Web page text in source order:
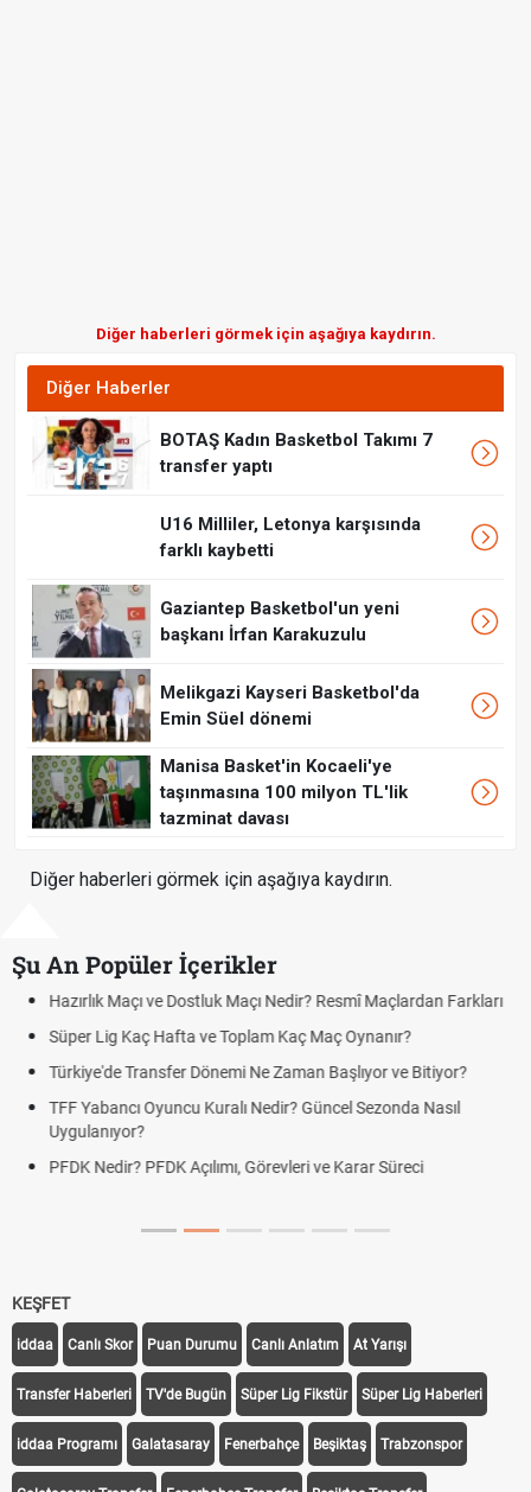
Diğer haberleri görmek için aşağıya kaydırın.
Diğer Haberler
BOTAŞ Kadın Basketbol Takımı 7
transfer yaptı
U16 Milliler, Letonya karşısında
farklı kaybetti
Gaziantep Basketbol'un yeni
başkanı İrfan Karakuzulu
Melikgazi Kayseri Basketbol'da
Emin Süel dönemi
Manisa Basket'in Kocaeli'ye
taşınmasına 100 milyon TL'lik
tazminat davası
Diğer haberleri görmek için aşağıya kaydırın.
Şu An Popüler İçerikler
Farkları
Puan Durumunda AG, OM ve Diğer Kısaltmalar Ne
Skor Ne Demek? Sporda Skor ve Sonuç Kavramları
Futbol Nasıl Oynanır? Temel Futbol Kuralları
Deplasman Golü Kuralı Nedir? Hangi Organizasyonlarda
Uygulanıyor?
DGS Sonuçları Ne Zaman Açıklanacak 2026? ÖSYM
KEŞFET
iddaa Canlı Skor Puan Durumu Canlı Anlatım At Yarışı
Transfer Haberleri TV'de Bugün Süper Lig Fikstür Süper Lig Haberleri
iddaa Programı Galatasaray Fenerbahçe Beşiktaş Trabzonspor